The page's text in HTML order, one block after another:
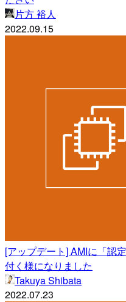
片方 裕人
2022.09.15
[アップデート] AMIに「認
付く様になりました
Takuya Shibata
2022.07.23